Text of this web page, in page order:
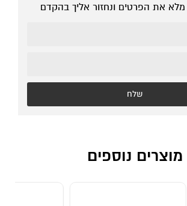
מלא את הפרטים ונחזור אליך בהקדם
שלח
מוצרים נוספים